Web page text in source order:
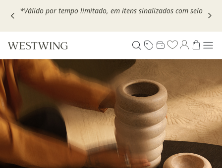
Escolha seu VOUCHER e ganhe até 30% OFF*: useMOVEL30,